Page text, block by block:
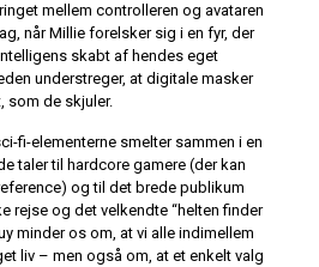
mellem controlleren og avataren
når Millie forelsker sig i en fyr, der
skabt af hendes eget
understreger, at digitale masker
som de skjuler.
fi-elementerne smelter sammen i en
taler til hardcore gamere (der kan
og til det brede publikum
rejse og det velkendte “helten finder
minder os om, at vi alle indimellem
liv – men også om, at et enkelt valg